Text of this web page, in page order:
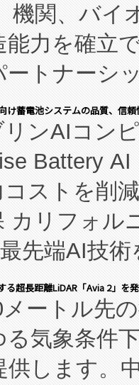
機関、バイ
力を確立
ートナーシ
の実績ある
プ
医薬品製造
チ施設の
チェーン
高く、持
した現地生
負担を大
に拡大する
け蓄電池システムの品質、信
ンAIコン
Battery
ストを削
カリフォル
先端AI技術
ド：本社
と、エンタ
、日本にあ
システム（
超長距離LiDAR「Avia 2」を
ートル先
る気象条件
します。